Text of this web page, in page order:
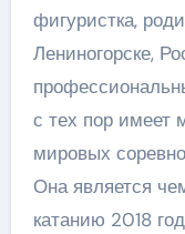
фигуристка,
Лениногорске,
с тех пор имеет
мировых
Она является
катанию 2018